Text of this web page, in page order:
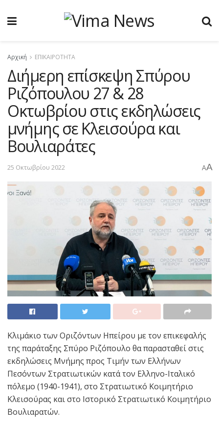
Αρχική ΕΠΙΚΑΙΡΟΤΗΤΑ
Διήμερη επίσκεψη Σπύρου
Ριζόπουλου 27 & 28
Οκτωβρίου στις εκδηλώσεις
μνήμης σε Κλεισούρα και
Βουλιαράτες
25 Οκτωβρίου 2022 AA
Κλιμάκιο των Οριζόντων Ηπείρου με τον επικεφαλής
της παράταξης Σπύρο Ριζόπουλο θα παρασταθεί στις
εκδηλώσεις Μνήμης προς Τιμήν των Ελλήνων
Πεσόντων Στρατιωτικών κατά τον Ελληνο-Ιταλικό
πόλεμο (1940-1941), στο Στρατιωτικό Κοιμητήριο
Κλεισούρας και στο Ιστορικό Στρατιωτικό Κοιμητήριο
Βουλιαρατών.